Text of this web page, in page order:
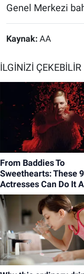
Genel Merkezi
Kaynak: AA